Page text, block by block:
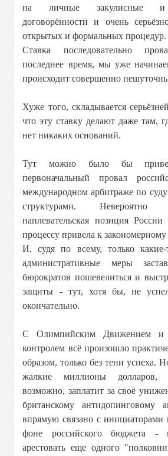
на личные закулисные и
договорённости и очень
открытых и формальных процедур.
Ставка последовательно
последнее время, мы уже
происходит совершенно
Хуже того, складывается
что эту ставку делают даже там,
нет никаких оснований.
Тут можно было бы
первоначальный провал
международном арбитраже по
структурами.
наплевательская позиция
процессу привела к
И, судя по всему, только какие-
административные меры
бюрократов пошевелиться и
защиты - тут, хотя бы, не
окончательно.
С Олимпийским Движением и
контролем всё произошло
образом, только без тени успеха.
жалкие миллионы долларов,
возможно, заплатит за своё
британскому антидопинговому
впрямую связано с инициаторами
фоне российского бюджета -
арестовать еще одного